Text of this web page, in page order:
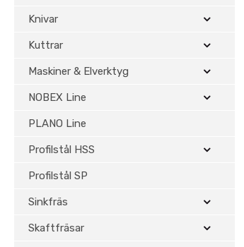
Knivar
Kuttrar
Maskiner & Elverktyg
NOBEX Line
PLANO Line
Profilstål HSS
Profilstål SP
Sinkfräs
Skaftfräsar